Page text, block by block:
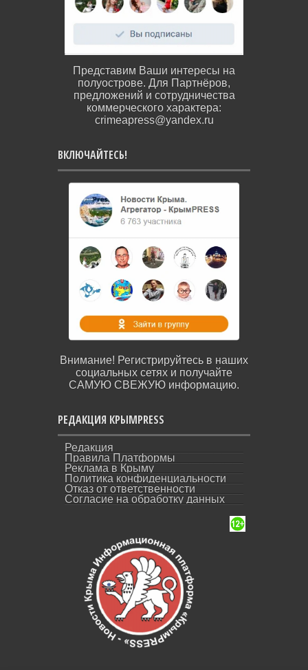
Представим Ваши интересы на
полуострове. Для Партнёров,
предложений и сотрудничества
коммерческого характера:
crimeapress@yandex.ru
ВКЛЮЧАЙТЕСЬ!
Внимание! Регистрируйтесь в наших
социальных сетях и получайте
САМУЮ СВЕЖУЮ информацию.
РЕДАКЦИЯ КРЫМPRESS
Редакция
Правила Платформы
Реклама в Крыму
Политика конфиденциальности
Отказ от ответственности
Согласие на обработку данных